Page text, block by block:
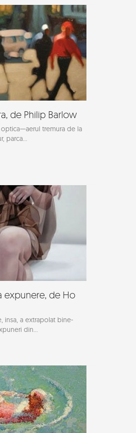
de Philip Barlow
tremura de la
parca...
expunere, de Ho
insa, a extrapolat bine-
din...